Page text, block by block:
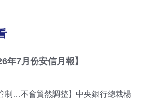
年7月份安信月報】
制…不會貿然調整】中央銀行總裁楊